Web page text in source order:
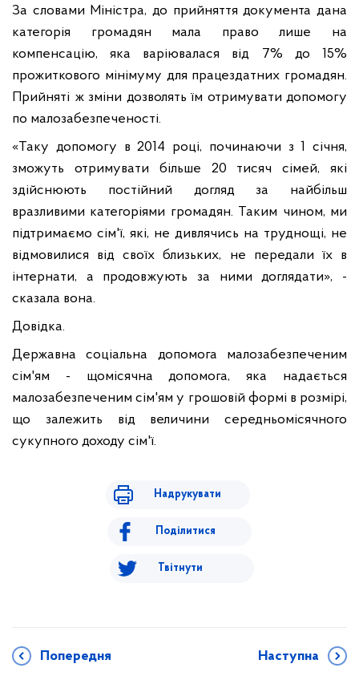
За словами Міністра, до прийняття документа дана
категорія громадян мала право лише на
компенсацію, яка варіювалася від 7% до 15%
прожиткового мінімуму для працездатних громадян.
Прийняті ж зміни дозволять їм отримувати допомогу
по малозабезпеченості.
«Таку допомогу в 2014 році, починаючи з 1 січня,
зможуть отримувати більше 20 тисяч сімей, які
здійснюють постійний догляд за найбільш
вразливими категоріями громадян. Таким чином, ми
підтримаємо сім'ї, які, не дивлячись на труднощі, не
відмовилися від своїх близьких, не передали їх в
інтернати, а продовжують за ними доглядати», -
сказала вона.
Довідка.
Державна соціальна допомога малозабезпеченим
сім'ям - щомісячна допомога, яка надається
малозабезпеченим сім'ям у грошовій формі в розмірі,
що залежить від величини середньомісячного
сукупного доходу сім'ї.
Надрукувати
Поділитися
Твітнути
Попередня Наступна